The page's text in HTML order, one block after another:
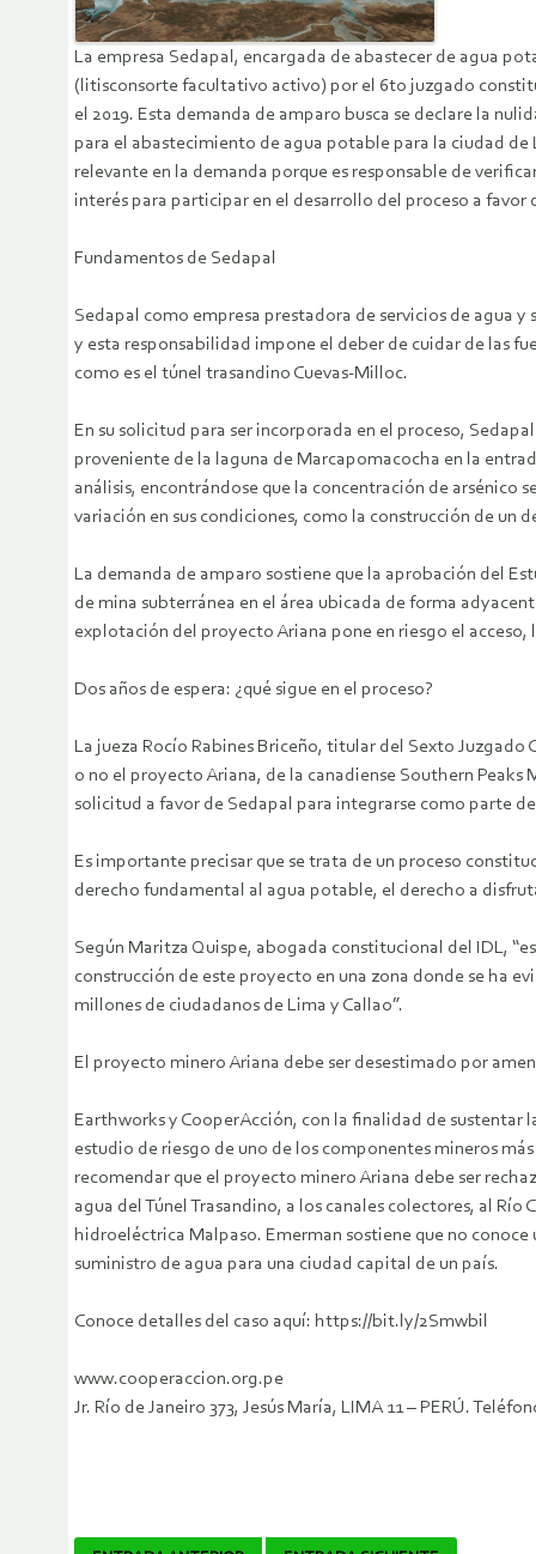
La empresa Sedapal, encargada de abastecer de agua
(litisconsorte facultativo activo) por el 6to juzgado
el 2019. Esta demanda de amparo busca se declare la
para el abastecimiento de agua potable para la ciudad de
relevante en la demanda porque es responsable de
interés para participar en el desarrollo del proceso a favor
Fundamentos de Sedapal
Sedapal como empresa prestadora de servicios de agua
y esta responsabilidad impone el deber de cuidar de las
como es el túnel trasandino Cuevas-Milloc.
En su solicitud para ser incorporada en el proceso,
proveniente de la laguna de Marcapomacocha en la
análisis, encontrándose que la concentración de arsénico
variación en sus condiciones, como la construcción de
La demanda de amparo sostiene que la aprobación del
de mina subterránea en el área ubicada de forma
explotación del proyecto Ariana pone en riesgo el
Dos años de espera: ¿qué sigue en el proceso?
La jueza Rocío Rabines Briceño, titular del Sexto
o no el proyecto Ariana, de la canadiense Southern Peaks
solicitud a favor de Sedapal para integrarse como parte
Es importante precisar que se trata de un proceso
derecho fundamental al agua potable, el derecho a
Según Maritza Quispe, abogada constitucional del IDL,
construcción de este proyecto en una zona donde se ha
millones de ciudadanos de Lima y Callao”.
El proyecto minero Ariana debe ser desestimado por
Earthworks y CooperAcción, con la finalidad de
estudio de riesgo de uno de los componentes mineros
recomendar que el proyecto minero Ariana debe ser
agua del Túnel Trasandino, a los canales colectores, al
hidroeléctrica Malpaso. Emerman sostiene que no
suministro de agua para una ciudad capital de un país.
Conoce detalles del caso aquí: https://bit.ly/2Smwbil
www.cooperaccion.org.pe
Jr. Río de Janeiro 373, Jesús María, LIMA 11 – PERÚ.